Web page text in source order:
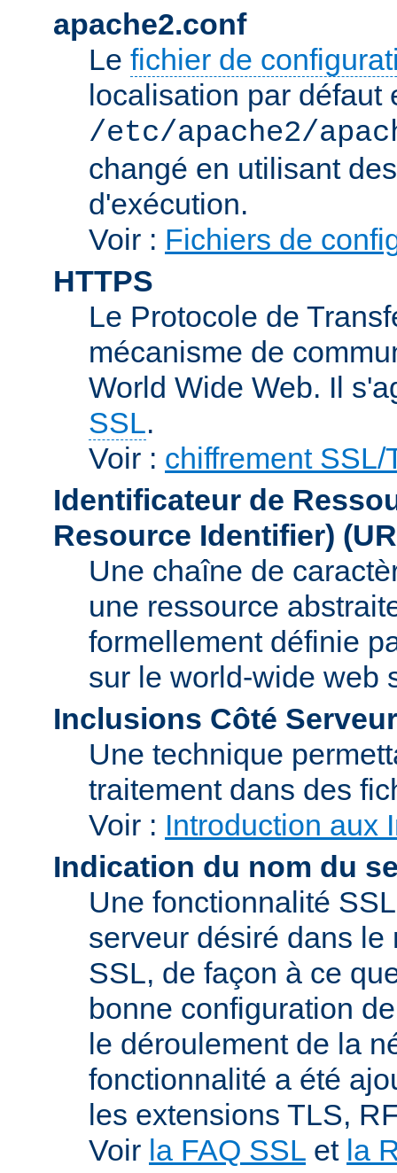
apache2.conf
Le fichier de
localisation par défaut
/etc/apache2/
changé en utilisant
d'exécution.
Voir : Fichiers de
HTTPS
Le Protocole de
mécanisme de
World Wide Web. Il
SSL.
Voir : chiffrement SSL/
Identificateur de
Resource Identifier)
Une chaîne de
une ressource
formellement définie
sur le world-wide web
Inclusions Côté
Une technique
traitement dans des
Voir : Introduction aux
Indication du nom du
Une fonctionnalité
serveur désiré dans
SSL, de façon à ce
bonne configuration
le déroulement de la
fonctionnalité a été
les extensions TLS,
Voir la FAQ SSL et la